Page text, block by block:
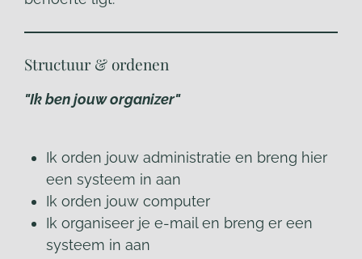
Structuur & ordenen
"Ik ben jouw organizer"
Ik orden jouw administratie en breng hier
een systeem in aan
Ik orden jouw computer
Ik organiseer je e-mail en breng er een
systeem in aan